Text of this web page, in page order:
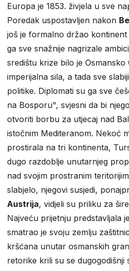
Europa je 1853. živjela u sve
Poredak uspostavljen nakon
još je formalno držao
ga sve snažnije nagrizale
središtu krize bilo je
imperijalna sila, a tada sve
politike. Diplomati su ga sve
na Bosporu", svjesni da bi
otvoriti borbu za utjecaj nad
istočnim Mediteranom. Nekoć
prostirala na tri kontinenta,
dugo razdoblje unutarnjeg
nad svojim prostranim
slabjelo, njegovi susjedi,
Austrija, vidjeli su priliku za
Najveću prijetnju predstavljala
smatrao je svoju zemlju
kršćana unutar osmanskih
retorike krili su se dugogodišnji